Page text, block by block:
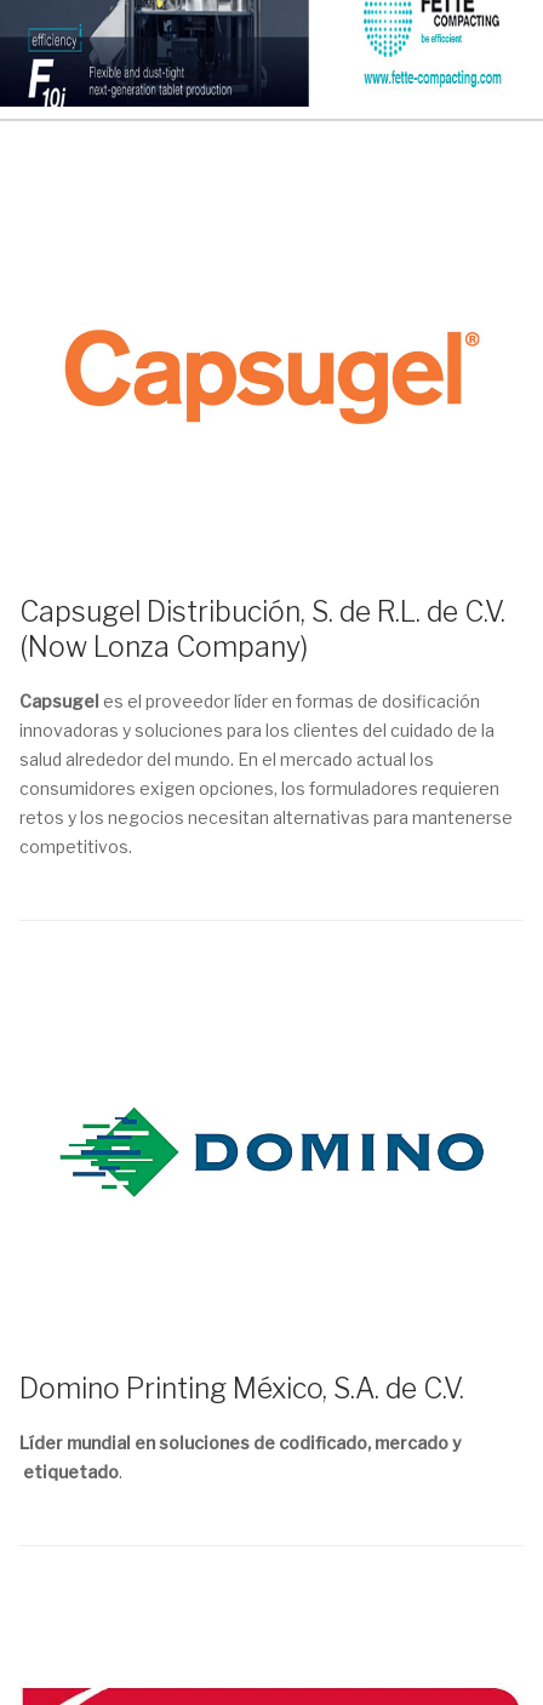
Capsugel Distribución, S. de R.L. de C.V.
(Now Lonza Company)
Capsugel es el proveedor líder en formas de dosificación
innovadoras y soluciones para los clientes del cuidado de la
salud alrededor del mundo. En el mercado actual los
consumidores exigen opciones, los formuladores requieren
retos y los negocios necesitan alternativas para mantenerse
competitivos.
Domino Printing México, S.A. de C.V.
Líder mundial ensoluciones de codificado, mercado y
etiquetado.